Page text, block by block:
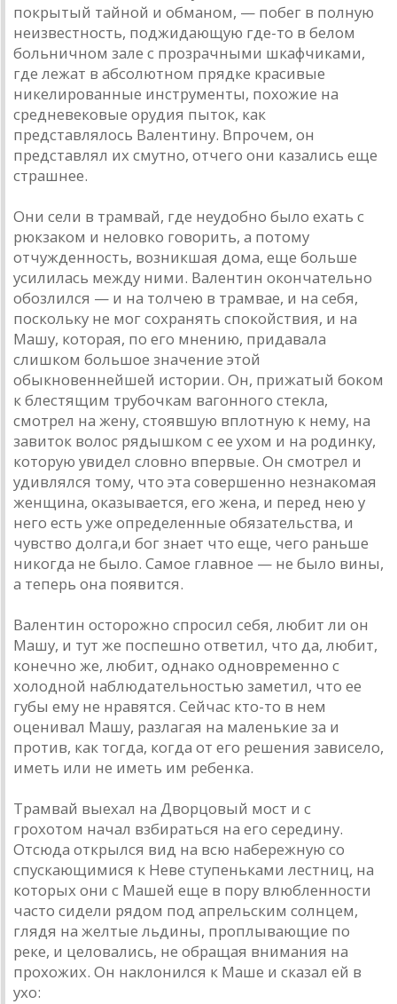
покрытый тайной и обманом, — побег в полную
неизвестность, поджидающую где-то в белом
больничном зале с прозрачными шкафчиками,
где лежат в абсолютном прядке красивые
никелированные инструменты, похожие на
средневековые орудия пыток, как
представлялось Валентину. Впрочем, он
представлял их смутно, отчего они казались еще
страшнее.
Они сели в трамвай, где неудобно было ехать с
рюкзаком и неловко говорить, а потому
отчужденность, возникшая дома, еще больше
усилилась между ними. Валентин окончательно
обозлился — и на толчею в трамвае, и на себя,
поскольку не мог сохранять спокойствия, и на
Машу, которая, по его мнению, придавала
слишком большое значение этой
обыкновеннейшей истории. Он, прижатый боком
к блестящим трубочкам вагонного стекла,
смотрел на жену, стоявшую вплотную к нему, на
завиток волос рядышком с ее ухом и на родинку,
которую увидел словно впервые. Он смотрел и
удивлялся тому, что эта совершенно незнакомая
женщина, оказывается, его жена, и перед нею у
него есть уже определенные обязательства, и
чувство долга,и бог знает что еще, чего раньше
никогда не было. Самое главное — не было вины,
а теперь она появится.
Валентин осторожно спросил себя, любит ли он
Машу, и тут же поспешно ответил, что да, любит,
конечно же, любит, однако одновременно с
холодной наблюдательностью заметил, что ее
губы ему не нравятся. Сейчас кто-то в нем
оценивал Машу, разлагая на маленькие за и
против, как тогда, когда от его решения зависело,
иметь или не иметь им ребенка.
Трамвай выехал на Дворцовый мост и с
грохотом начал взбираться на его середину.
Отсюда открылся вид на всю набережную со
спускающимися к Неве ступеньками лестниц, на
которых они с Машей еще в пору влюбленности
часто сидели рядом под апрельским солнцем,
глядя на желтые льдины, проплывающие по
реке, и целовались, не обращая внимания на
прохожих. Он наклонился к Маше и сказал ей в
ухо: